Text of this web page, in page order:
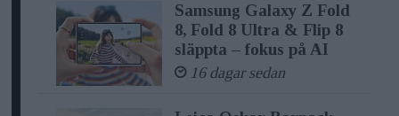
Samsung Galaxy Z Fold
8, Fold 8 Ultra & Flip 8
släppta – fokus på AI
16 dagar sedan